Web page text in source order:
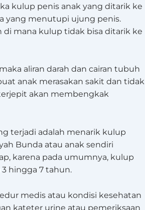
kulup penis anak yang ditarik ke
yang menutupi ujung penis.
di mana kulup tidak bisa ditarik ke
aliran darah dan cairan tubuh
anak merasakan sakit dan tidak
akan membengkak
terjadi adalah menarik kulup
Bunda atau anak sendiri
karena pada umumnya, kulup
hingga 7 tahun.
medis atau kondisi kesehatan
kateter urine atau pemeriksaan